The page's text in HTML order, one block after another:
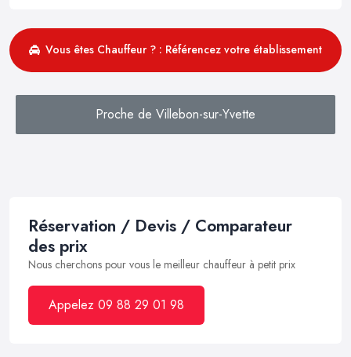
Vous êtes Chauffeur ? : Référencez votre établissement
Proche de Villebon-sur-Yvette
Réservation / Devis / Comparateur
des prix
Nous cherchons pour vous le meilleur chauffeur à petit prix
Appelez 09 88 29 01 98